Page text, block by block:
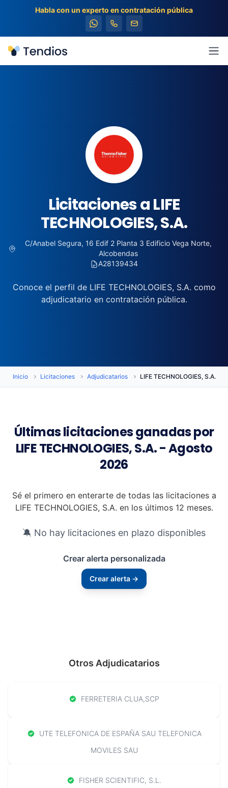
Habla con un experto en contratación pública
Tendios
Licitaciones a LIFE
TECHNOLOGIES, S.A.
C/Anabel Segura, 16 Edif 2 Planta 3 Edificio Vega Norte,
Alcobendas
A28139434
Conoce el perfil de LIFE TECHNOLOGIES, S.A. como
adjudicatario en contratación pública.
Inicio Licitaciones Adjudicatarios LIFE TECHNOLOGIES, S.A.
Últimas licitaciones ganadas por
LIFE TECHNOLOGIES, S.A. - Agosto
2026
Sé el primero en enterarte de todas las licitaciones a
LIFE TECHNOLOGIES, S.A. en los últimos 12 meses.
🔕 No hay licitaciones en plazo disponibles
Crear alerta personalizada
Crear alerta →
Otros Adjudicatarios
FERRETERIA CLUA,SCP
UTE TELEFONICA DE ESPAÑA SAU TELEFONICA
MOVILES SAU
FISHER SCIENTIFIC, S.L.